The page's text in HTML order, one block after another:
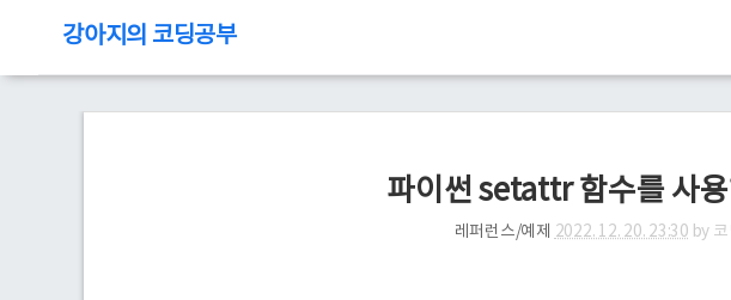
강아지의 코딩공부
파이썬 setattr 함수를 사
레퍼런스/예제 2022. 12. 20. 23:30 by